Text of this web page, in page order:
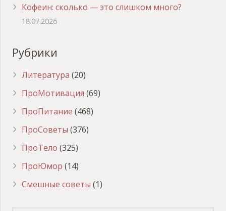
Кофеин: сколько — это слишком много?
18.07.2026
Рубрики
Литература (20)
ПроМотивация (69)
ПроПитание (468)
ПроСоветы (376)
ПроТело (325)
ПроЮмор (14)
Смешные советы (1)